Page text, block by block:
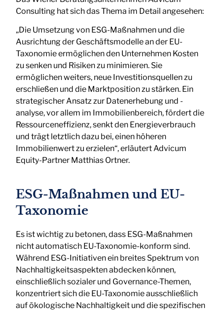
Consulting hat sich das Thema im Detail angesehen:
„Die Umsetzung von ESG-Maßnahmen und die
Ausrichtung der Geschäftsmodelle an der EU-
Taxonomie ermöglichen den Unternehmen Kosten
zu senken und Risiken zu minimieren. Sie
ermöglichen weiters, neue Investitionsquellen zu
erschließen und die Marktposition zu stärken. Ein
strategischer Ansatz zur Datenerhebung und -
analyse, vor allem im Immobilienbereich, fördert die
Ressourceneffizienz, senkt den Energieverbrauch
und trägt letztlich dazu bei, einen höheren
Immobilienwert zu erzielen“, erläutert Advicum
Equity-Partner Matthias Ortner.
ESG-Maßnahmen und EU-
Taxonomie
Es ist wichtig zu betonen, dass ESG-Maßnahmen
nicht automatisch EU-Taxonomie-konform sind.
Während ESG-Initiativen ein breites Spektrum von
Nachhaltigkeitsaspekten abdecken können,
einschließlich sozialer und Governance-Themen,
konzentriert sich die EU-Taxonomie ausschließlich
auf ökologische Nachhaltigkeit und die spezifischen